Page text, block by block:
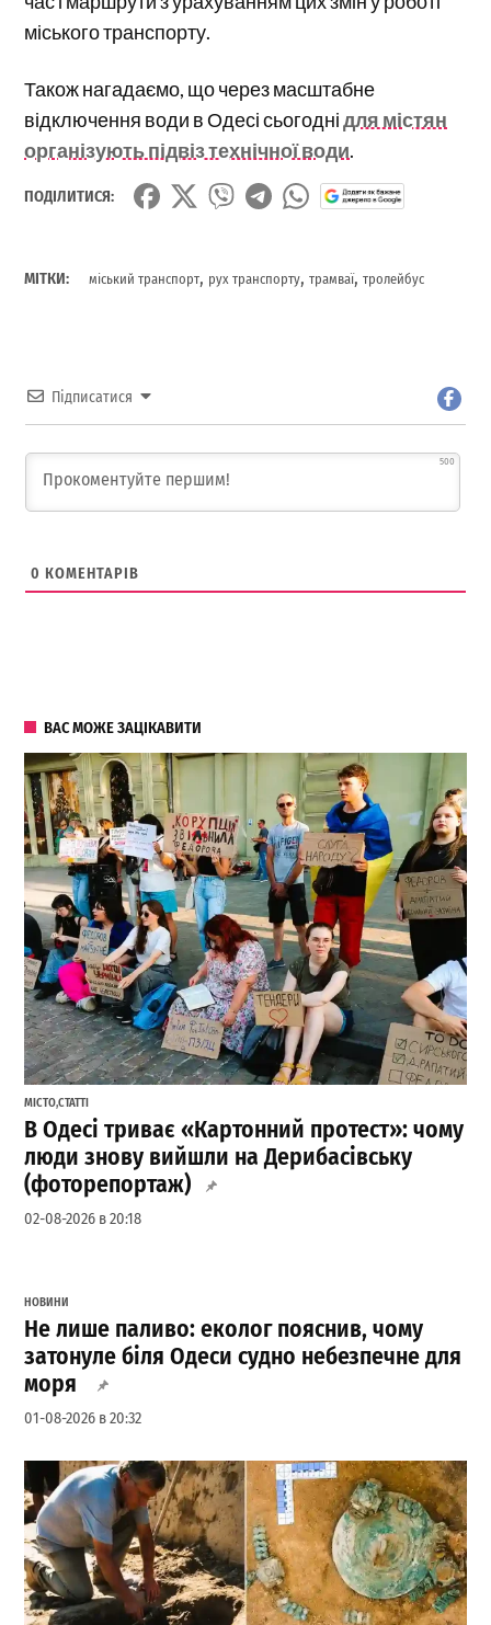
міського транспорту.
Також нагадаємо, що через масштабне
відключення води в Одесі сьогоднідля містян
організують підвіз технічної води.
ПОДІЛИТИСЯ:
МІТКИ: міський транспорт, рух транспорту,трамваї,тролейбус
Підписатися
500
0 КОМЕНТАРІВ
ВАС МОЖЕ ЗАЦІКАВИТИ
МІСТО,СТАТТІ
В Одесі триває «Картонний протест»: чому
люди знову вийшли на Дерибасівську
(фоторепортаж)
02-08-2026 в 20:18
НОВИНИ
Не лише паливо: еколог пояснив, чому
затонуле біля Одеси судно небезпечне для
моря
01-08-2026 в 20:32